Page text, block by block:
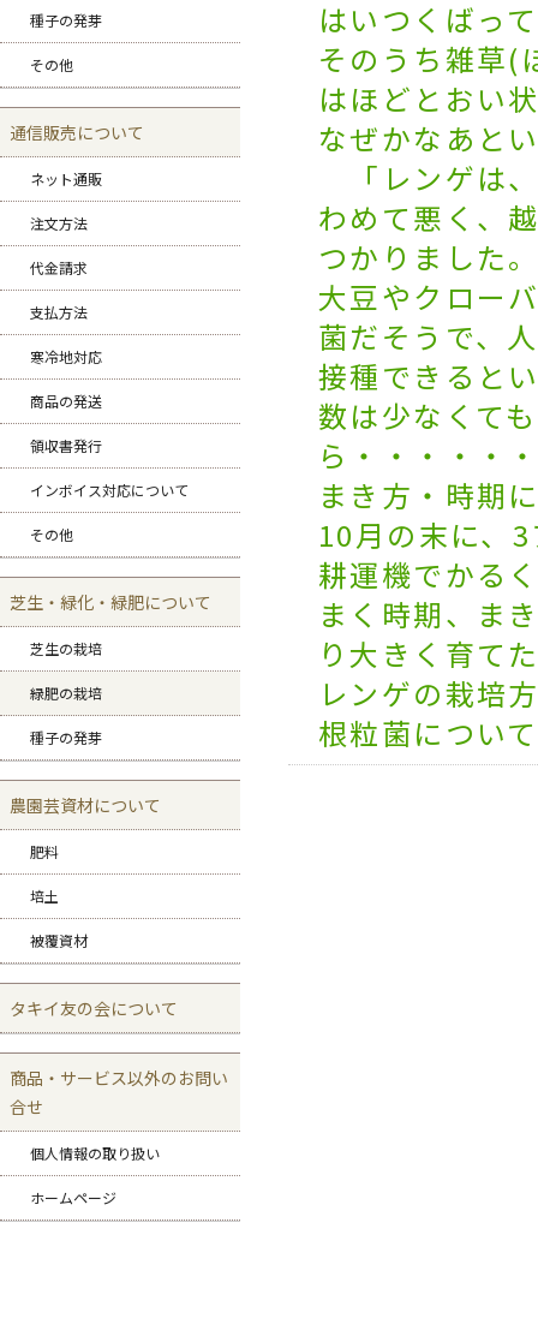
種子の発芽
その他
通信販売について
ネット通販
注文方法
代金請求
支払方法
寒冷地対応
商品の発送
領収書発行
インボイス対応について
その他
芝生・緑化・緑肥について
芝生の栽培
緑肥の栽培
種子の発芽
農園芸資材について
肥料
培土
被覆資材
タキイ友の会について
商品・サービス以外のお問い
合せ
個人情報の取り扱い
ホームページ
はいつくばっ
そのうち雑草(
はほどとおい
なぜかなあと
「レンゲは
わめて悪く、
つかりました
大豆やクロー
菌だそうで、
接種できると
数は少なくて
ら・・・・・
まき方・時期
10月の末に、
耕運機でかる
まく時期、ま
り大きく育て
レンゲの栽培
根粒菌につい